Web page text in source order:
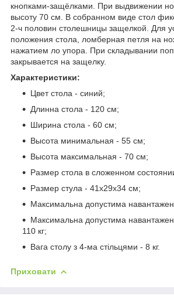
кнопками-защёлками. При выдвижении
высоту 70 см. В собранном виде стол
2-ч половин столешницы защелкой. Для
положения стола, ломберная петля на
нажатием ло упора. При складывании
закрывается на защелку.
Характеристики:
Цвет стола - синий;
Длинна стола - 120 см;
Ширина стола - 60 см;
Высота минимальная - 55 см;
Высота максимальная - 70 см;
Размер стола в сложенном
Размер стула - 41х29х34 см;
Максимальна допустима
Максимальна допустима
110 кг;
Вага столу з 4-ма стільцями - 8 кг.
Приховати